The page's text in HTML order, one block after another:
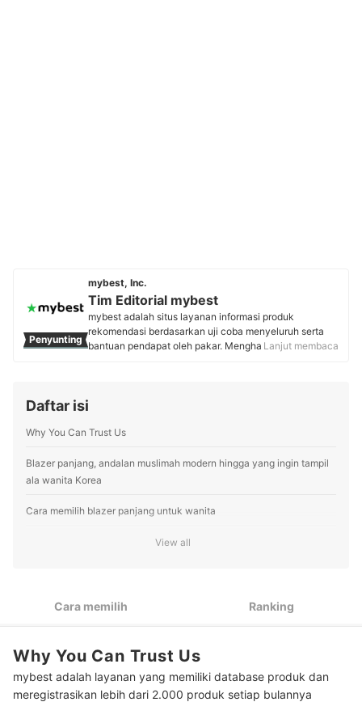
Penyunting
mybest, Inc.
Tim Editorial mybest
mybest adalah situs layanan informasi produk
rekomendasi berdasarkan uji coba menyeluruh serta
bantuan pendapat oleh pakar. Menghasilkan konten
Profil Tim Editorial mybest
Lanjut membaca
Daftar isi
Why You Can Trust Us
Blazer panjang, andalan muslimah modern hingga yang ingin tampil
ala wanita Korea
Cara memilih blazer panjang untuk wanita
Sesuaikan model blazer panjang dengan gaya berpakaian
Peringkat Blazer Panjang untuk Wanita Terbaik
Baca rekomendasi outer wanita lainnya di sini
View all
Cara memilih Ranking
Why You Can Trust Us
mybest adalah layanan yang memiliki database produk dan
meregistrasikan lebih dari 2.000 produk setiap bulannya